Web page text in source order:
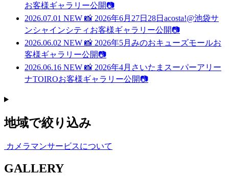
お客様ギャラリー公開📷
2026.07.01 NEW 📸 2026年6月27日28日acosta!@池袋サ
ンシャインシティお客様ギャラリー公開📷
2026.06.02 NEW 📸 2026年5月みのおキューズモールお
客様ギャラリー公開📷
2026.06.16 NEW 📸 2026年4月さいたまスーパーアリー
ナTOIROお客様ギャラリー公開📷
地域で絞り込み
カメラマンサービスについて
GALLERY